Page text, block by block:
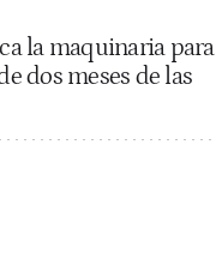
la maquinaria para
dos meses de las